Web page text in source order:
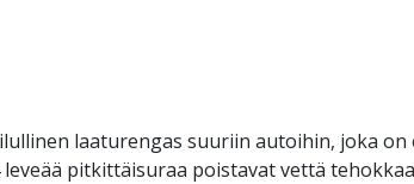
laaturengas suuriin autoihin, joka
pitkittäisuraa poistavat vettä